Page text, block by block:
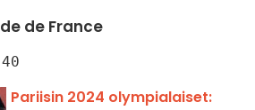
de France
Pariisin 2024 olympialaiset: